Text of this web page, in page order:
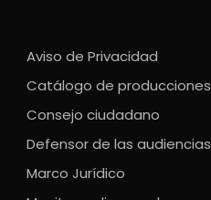
Aviso de Privacidad
Catálogo de producciones
Consejo ciudadano
Defensor de las audiencias
Marco Jurídico